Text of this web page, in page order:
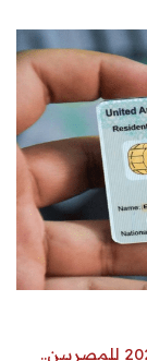
شروط تجديد الإقامة في الإمارات 2026 للمصريين..